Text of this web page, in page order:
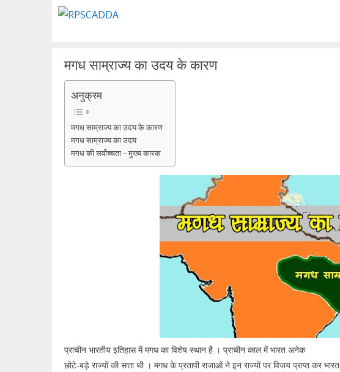
मगध साम्राज्य का उदय के कारण
अनुक्रम
मगध साम्राज्य का उदय के कारण
मगध साम्राज्य का उदय
मगध की सर्वोच्चता – मुख्य कारक
प्राचीन भारतीय इतिहास में मगध का विशेष स्थान है । प्राचीन काल में भारत अनेक
छोटे-बड़े राज्यों की सत्ता थी । मगध के प्रतापी राजाओं ने इन राज्यों पर विजय प्राप्त कर भारत